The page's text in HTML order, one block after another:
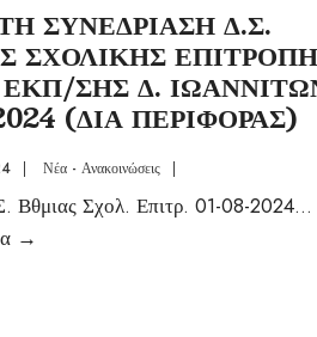
ΣΥΝΕΔΡΙΑΣΗ Δ.Σ.
ΣΧΟΛΙΚΗΣ
ΣΗΣ Δ.
(ΔΙΑ ΠΕΡΙΦΟΡΑΣ)
| Νέα - Ανακοινώσεις |
Βθμιας Σχολ. Επιτρ. 01-08-2024...
→